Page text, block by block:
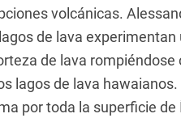
volcánicas.
de lava
de lava rompiéndose
lagos de lava
por toda la superficie de